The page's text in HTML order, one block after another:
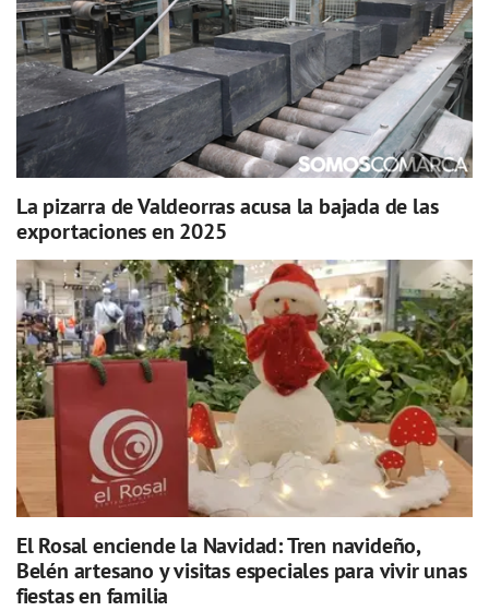
La pizarra de Valdeorras acusa la bajada de las
exportaciones en 2025
El Rosal enciende la Navidad: Tren navideño,
Belén artesano y visitas especiales para vivir unas
fiestas en familia